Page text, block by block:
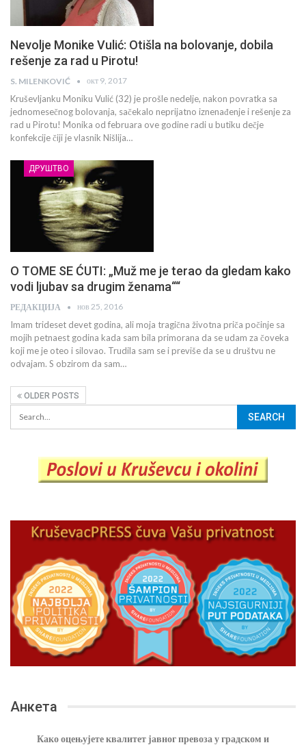
Nevolje Monike Vulić: Otišla na bolovanje, dobila
rešenje za rad u Pirotu!
S. MILENKOVIĆ окт 9, 2017
Kruševljanku Moniku Vulić (32) je prošle nedelje, nakon povratka sa
jednomesečnog bolovanja, sačekalo neprijatno iznenađenje i rešenje za
rad u Pirotu! Monika od februara ove godine radi u butiku dečje
konfekcije čiji je vlasnik Nišlija…
ДРУШТВО
O TOME SE ĆUTI: „Muž me je terao da gledam kako
vodi ljubav sa drugim ženama““
РЕДАКЦИЈА нов 25, 2016
Imam trideset devet godina, ali moja tragična životna priča počinje sa
mojih petnaest godina kada sam bila primorana da se udam za čoveka
koji me je oteo i silovao. Trudila sam se i previše da se u društvu ne
odvajam. S obzirom da sam…
OLDER POSTS
Анкета
Како оцењујете квалитет јавног превоза у градском и